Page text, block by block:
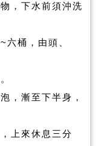
，下水前須沖洗
六桶，由頭、
，漸至下半身，
上來休息三分